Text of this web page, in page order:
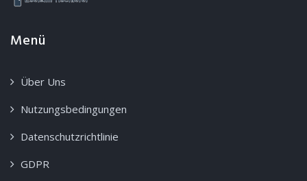
Menü
Über Uns
Nutzungsbedingungen
Datenschutzrichtlinie
GDPR